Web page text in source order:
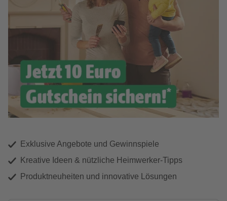
Exklusive Angebote und Gewinnspiele
Kreative Ideen & nützliche Heimwerker-Tipps
Produktneuheiten und innovative Lösungen